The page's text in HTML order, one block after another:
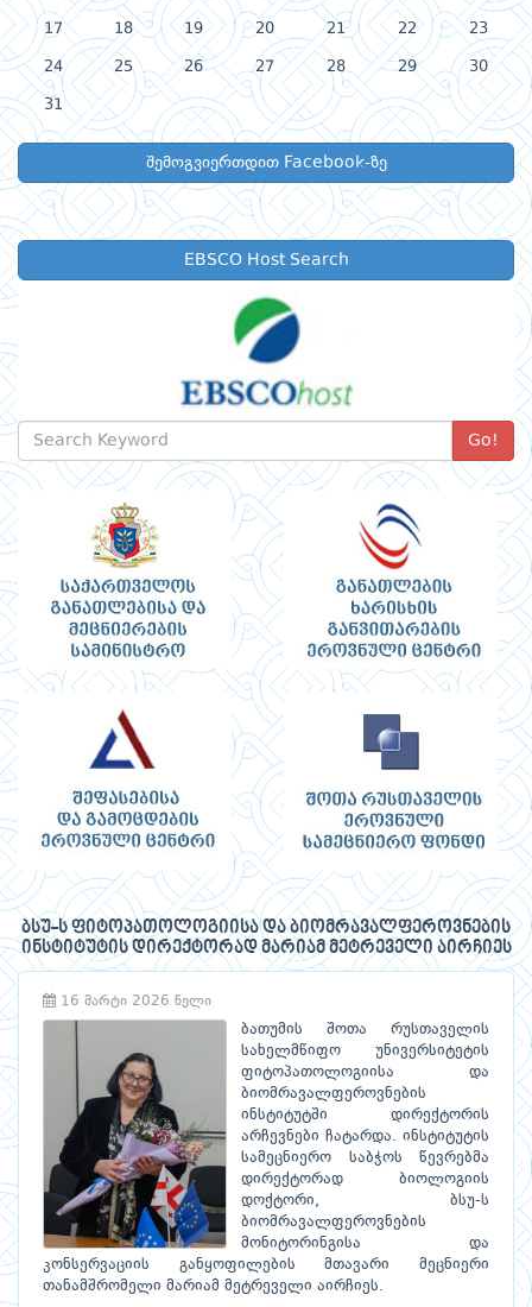
17 18 19 20 21 22 23
24 25 26 27 28 29 30
31
შემოგვიერთდით Facebook-ზე
EBSCO Host Search
Go!
ბსუ-ს ფიტოპათოლოგიისა და ბიომრავალფეროვნების
ინსტიტუტის დირექტორად მარიამ მეტრეველი აირჩიეს
16 მარტი 2026 წელი
ბათუმის შოთა რუსთაველის
სახელმწიფო უნივერსიტეტის
ფიტოპათოლოგიისა და
ბიომრავალფეროვნების
ინსტიტუტში დირექტორის
არჩევნები ჩატარდა. ინსტიტუტის
სამეცნიერო საბჭოს წევრებმა
დირექტორად ბიოლოგიის
დოქტორი, ბსუ-ს
ბიომრავალფეროვნების
მონიტორინგისა და
კონსერვაციის განყოფილების მთავარი მეცნიერი
თანამშრომელი მარიამ მეტრეველი აირჩიეს.